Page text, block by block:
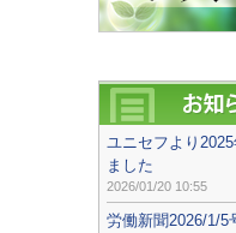
ユニセフより
ました
2026/01/20 10:55
労働新聞2026/1/5